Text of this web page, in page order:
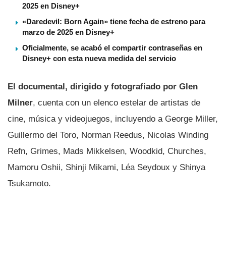
2025 en Disney+
«Daredevil: Born Again» tiene fecha de estreno para
marzo de 2025 en Disney+
Oficialmente, se acabó el compartir contraseñas en
Disney+ con esta nueva medida del servicio
El documental, dirigido y fotografiado por Glen
Milner, cuenta con un elenco estelar de artistas de
cine, música y videojuegos, incluyendo a George Miller,
Guillermo del Toro, Norman Reedus, Nicolas Winding
Refn, Grimes, Mads Mikkelsen, Woodkid, Churches,
Mamoru Oshii, Shinji Mikami, Léa Seydoux y Shinya
Tsukamoto.